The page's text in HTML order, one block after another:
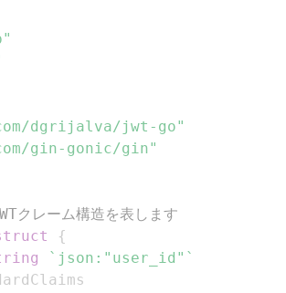
dgrijalva/jwt-go"
gin-gonic/gin"
レーム構造を表します
{
`json:"user_id"`